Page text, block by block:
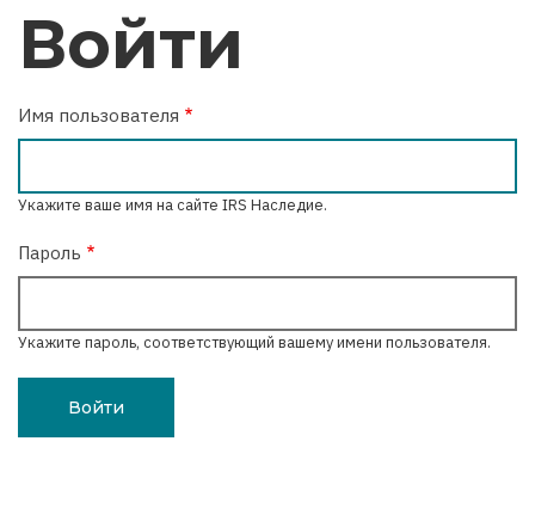
вкладки
Войти
Имя пользователя
Укажите ваше имя на сайте IRS Наследие.
Пароль
Укажите пароль, соответствующий вашему имени пользователя.